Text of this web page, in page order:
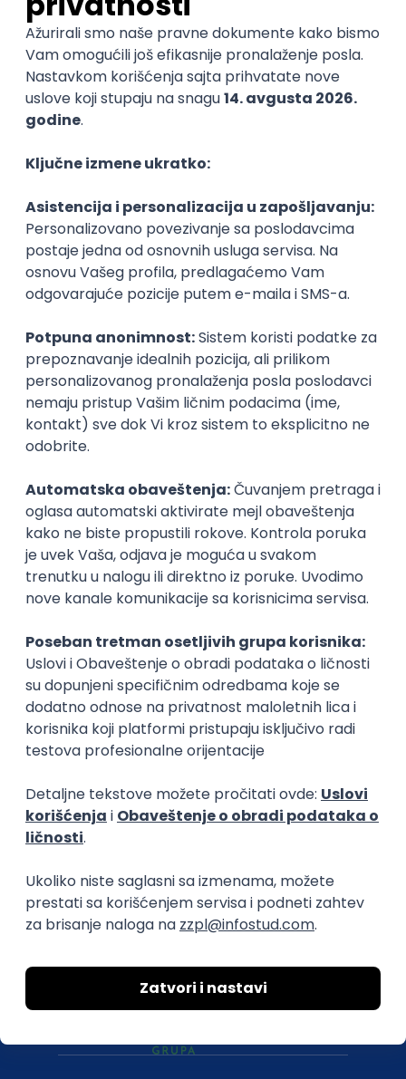
@
POSLOVI NA MAIL
KATEGORIJA
TEHNOLOGIJA
POSLODAVAC
GRAD
Najnoviji poslovi svakog dana u tvom
inboxu
Prijavi se
Istaknuti poslodavci
Okupljamo IT zajednicu, podižemo
transparentnost domaćeg IT tržišta rada i
O nama
Za poslodavce
Uslovi korišćenja
Uklonjeni profili poslodavaca
Za medije
Kontakt